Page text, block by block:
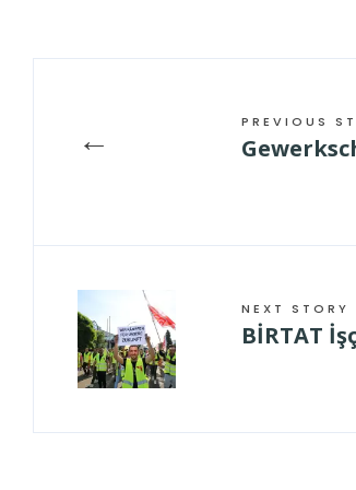
← PREVIOUS
NEXT STORY
BİRTAT